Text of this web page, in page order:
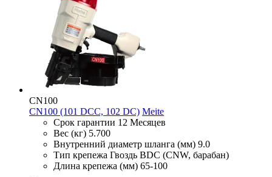
CN100
CN100 (101 DCC, 102 DC) Meite
Срок гарантии 12 Месяцев
Вес (кг) 5.700
Внутренний диаметр шланга (мм) 9.0
Тип крепежа Гвоздь BDC (CNW, барабан)
Длина крепежа (мм) 65-100